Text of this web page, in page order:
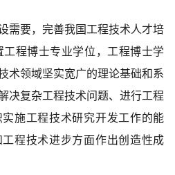
需要，完善我国工程技术人才培
程博士专业学位，工程博士学
术领域坚实宽广的理论基础和系
决复杂工程技术问题、进行工程
施工程技术研究开发工作的能
程技术进步方面作出创造性成